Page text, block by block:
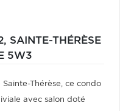
SAINTE-THÉRÈSE
5W3
Thérèse, ce condo
avec salon doté